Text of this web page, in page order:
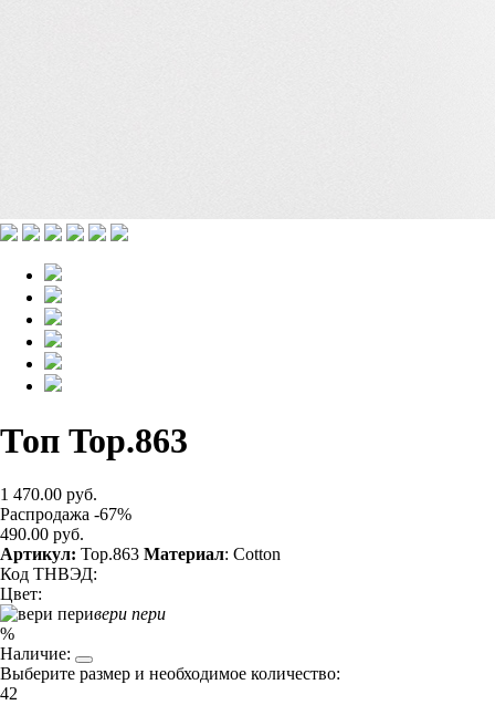
Топ Top.863
1 470.00 руб.
Распродажа -67%
490.00 руб.
Артикул: Top.863 Материал: Cotton
Код ТНВЭД:
Цвет:
вери пери
%
Наличие:
Выберите размер и необходимое количество:
42